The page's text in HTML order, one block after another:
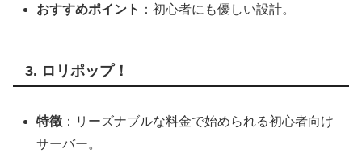
おすすめポイント ：初心者にも優しい設計。
3. ロリポップ！
特徴 ：リーズナブルな料金で始められる初心者向け
サーバー。